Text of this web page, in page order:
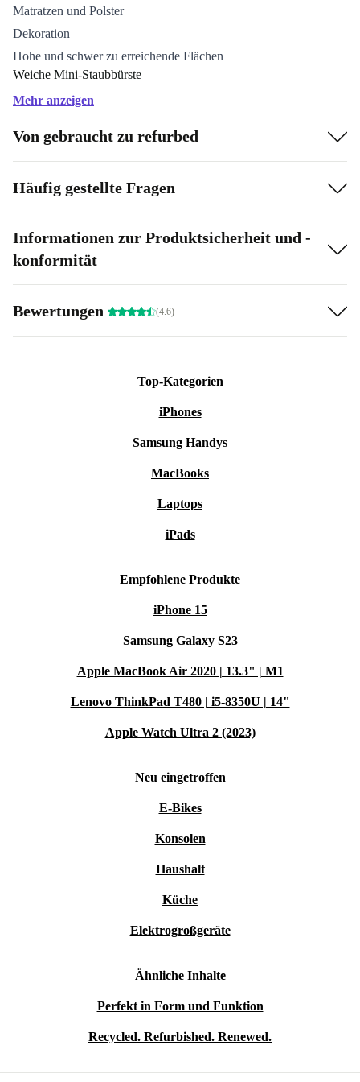
Matratzen und Polster
Dekoration
Hohe und schwer zu erreichende Flächen
Weiche Mini-Staubbürste
Umhüllt von weichen Nylonborsten für sanftes
Abstauben empfindlicher Gegenstände und Oberflächen
mithilfe deines Staubsaugers.
Aufsatz für Matratzen und Polster
Der Aufsatz mit breiter Öffnung verteilt den Luftstrom
gleichmäßig, um Staub und Schmutz von Vorhängen und
Up-Top Adapter
Mehr anzeigen
Von gebraucht zu refurbed
Häufig gestellte Fragen
Informationen zur Produktsicherheit und -
konformität
Bewertungen (4.6)
Top-Kategorien
iPhones
Samsung Handys
MacBooks
Laptops
iPads
Empfohlene Produkte
iPhone 15
Samsung Galaxy S23
Apple MacBook Air 2020 | 13.3" | M1
Lenovo ThinkPad T480 | i5-8350U | 14"
Apple Watch Ultra 2 (2023)
Neu eingetroffen
E-Bikes
Konsolen
Haushalt
Küche
Elektrogroßgeräte
Ähnliche Inhalte
Perfekt in Form und Funktion
Recycled. Refurbished. Renewed.